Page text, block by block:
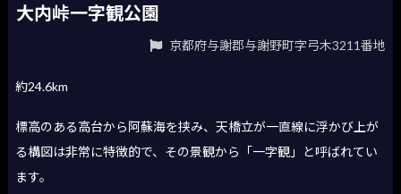
大内峠一字観公園
京都府与謝郡与謝野町字弓木3211番地
約24.6km
標高のある高台から阿蘇海を挟み、天橋立が一直線に浮かび上が
る構図は非常に特徴的で、その景観から「一字観」と呼ばれてい
ます。